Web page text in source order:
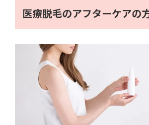
医療脱毛のアフターケアの